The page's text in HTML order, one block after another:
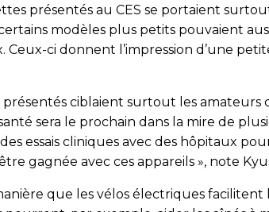
présentés au CES se portaient
modèles plus petits pouvaient
Ceux-ci donnent l’impression d’une
présentés ciblaient surtout les
sera le prochain dans la mire de
essais cliniques avec des hôpitaux
gagnée avec ces appareils », note
que les vélos électriques facilitent